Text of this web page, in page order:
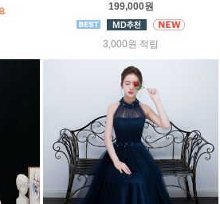
199,000원
3,000원 적립